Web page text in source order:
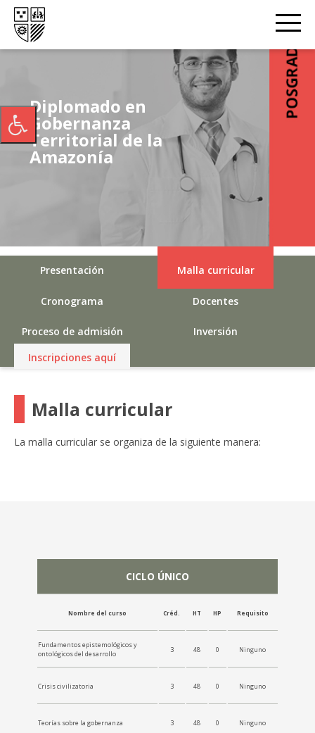
Diplomado en
Gobernanza
Territorial de la
Amazonía
Presentación Malla curricular
Cronograma Docentes
Proceso de admisión
Inversión
Inscripciones aquí
Malla curricular
La malla curricular se organiza de la siguiente manera:
CICLO ÚNICO
Nombre del curso Créd. HT HP Requisito
Fundamentos epistemológicos y
ontológicos del desarrollo
3 48 0 Ninguno
Crisis civilizatoria 3 48 0 Ninguno
Teorías sobre la gobernanza 3 48 0 Ninguno